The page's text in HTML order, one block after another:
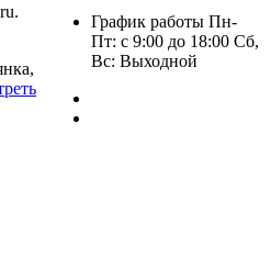
График работы Пн-
Пт: с 9:00 до 18:00 Сб,
Вс: Выходной